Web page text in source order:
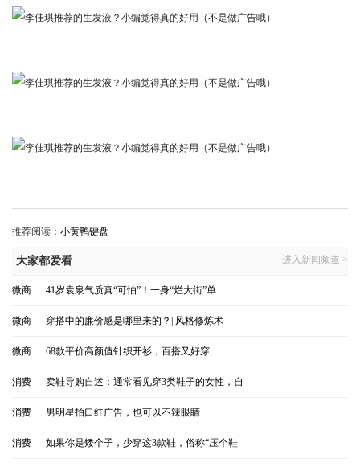
推荐阅读： 小黄鸭键盘
大家都爱看 进入新闻频道 >
微商 41岁袁泉气质真“可怕”！一身“烂大街”单
微商 穿搭中的廉价感是哪里来的？| 风格修炼术
微商 68款平价高颜值针织开衫，百搭又好穿
消费 卖鞋导购自述：通常看见穿3类鞋子的女性，自
消费 男明星拍口红广告，也可以不辣眼睛
消费 如果你是矮个子，少穿这3款鞋，俗称“压个鞋